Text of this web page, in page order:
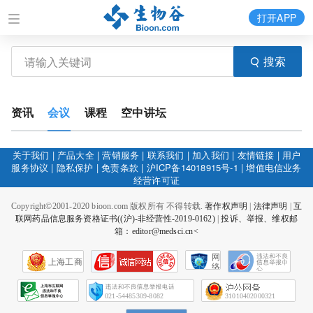
搜索
打开APP
资讯 会议 课程 空中讲坛
关于我们 | 产品大全|营销服务 | 联系我们 | 加入我们 | 友情链接 | 用户
服务协议 | 隐私保护 |免责条款 | 沪ICP备14018915号-1 |增值电信业务
经营许可证
Copyright©2001-2020 bioon.com 版权所有 不得转载.著作权声明 法律声明
互
联网药品信息服务资格证书((沪)-非经营性-2019-0162)|投诉、举报、维权邮
箱：editor@medsci.cn<
上海工商
网
络
会
征
021-54485309-8082 31010402000321